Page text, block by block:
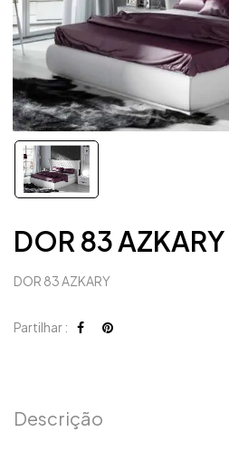
DOR 83 AZKARY
DOR 83 AZKARY
Partilhar :
Descrição